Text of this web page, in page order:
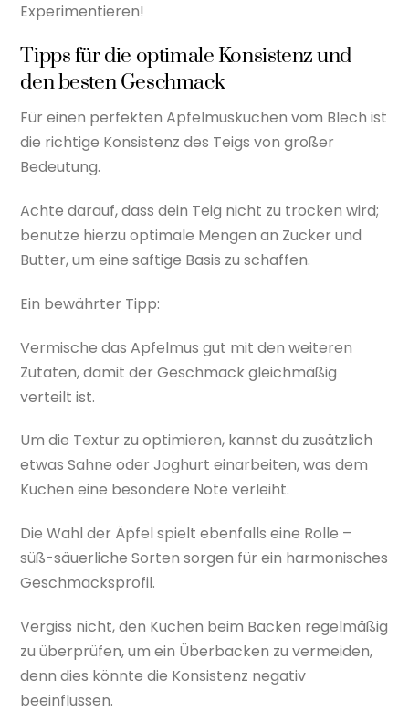
Experimentieren!
Tipps für die optimale Konsistenz und
den besten Geschmack
Für einen perfekten Apfelmuskuchen vom Blech ist
die richtige Konsistenz des Teigs von großer
Bedeutung.
Achte darauf, dass dein Teig nicht zu trocken wird;
benutze hierzu optimale Mengen an Zucker und
Butter, um eine saftige Basis zu schaffen.
Ein bewährter Tipp:
Vermische das Apfelmus gut mit den weiteren
Zutaten, damit der Geschmack gleichmäßig
verteilt ist.
Um die Textur zu optimieren, kannst du zusätzlich
etwas Sahne oder Joghurt einarbeiten, was dem
Kuchen eine besondere Note verleiht.
Die Wahl der Äpfel spielt ebenfalls eine Rolle –
süß-säuerliche Sorten sorgen für ein harmonisches
Geschmacksprofil.
Vergiss nicht, den Kuchen beim Backen regelmäßig
zu überprüfen, um ein Überbacken zu vermeiden,
denn dies könnte die Konsistenz negativ
beeinflussen.